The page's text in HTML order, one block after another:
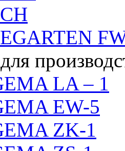
LA – 1
EW-5
ZK-1